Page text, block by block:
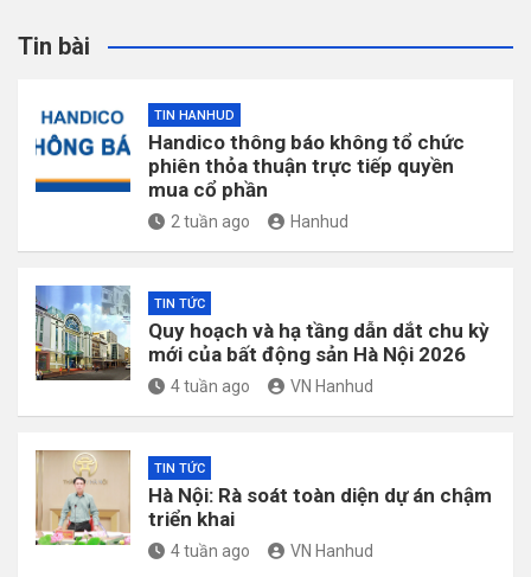
Tin bài
TIN HANHUD
Handico thông báo không tổ chức
phiên thỏa thuận trực tiếp quyền
mua cổ phần
2 tuần ago Hanhud
TIN TỨC
Quy hoạch và hạ tầng dẫn dắt chu kỳ
mới của bất động sản Hà Nội 2026
4 tuần ago VN Hanhud
TIN TỨC
Hà Nội: Rà soát toàn diện dự án chậm
triển khai
4 tuần ago VN Hanhud